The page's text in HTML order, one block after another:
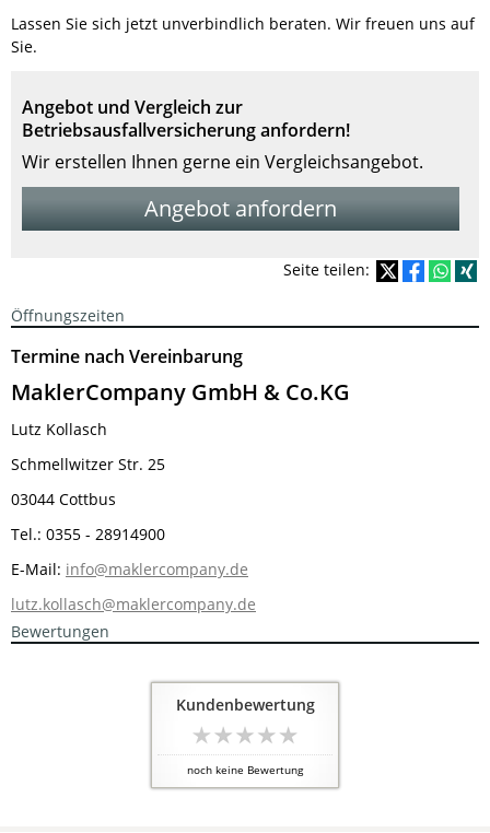
Lassen Sie sich jetzt unverbindlich beraten. Wir freuen uns auf
Sie.
Angebot und Vergleich zur
Betriebsausfallversicherung anfordern!
Wir erstellen Ihnen gerne ein Vergleichsangebot.
Angebot anfordern
Seite teilen:
Öffnungszeiten
Termine nach Vereinbarung
MaklerCompany GmbH & Co.KG
Lutz Kollasch
Schmellwitzer Str. 25
03044 Cottbus
Tel.: 0355 - 28914900
E-Mail: info@maklercompany.de
lutz.kollasch@maklercompany.de
Bewertungen
Kundenbewertung
noch keine Bewertung